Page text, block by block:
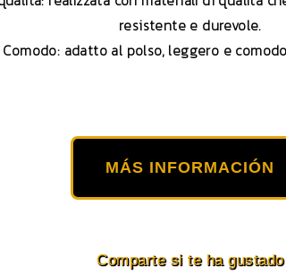
resistente e durevole.
Comodo: adatto al polso, leggero e
MÁS INFORMACIÓN
Comparte si te ha gustado